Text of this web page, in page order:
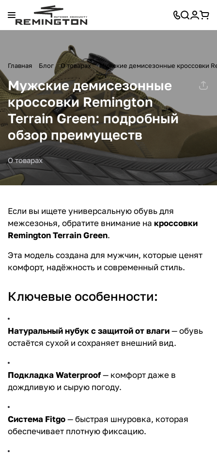
Главная Блог О товарах Мужские демисезонные кроссовки
Мужские демисезонные
кроссовки Remington
Terrain Green: подробный
обзор преимуществ
О товарах
Если вы ищете универсальную обувь для
межсезонья, обратите внимание на кроссовки
Remington Terrain Green.
Эта модель создана для мужчин, которые ценят
комфорт, надёжность и современный стиль.
Ключевые особенности:
Натуральный нубук с защитой от влаги— обувь
остаётся сухой и сохраняет внешний вид.
ПодкладкаWaterproof— комфорт даже в
дождливую и сырую погоду.
Система Fitgo— быстрая шнуровка, которая
обеспечивает плотную фиксацию.